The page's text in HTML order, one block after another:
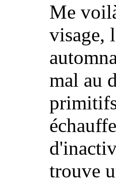
Me
visage,
mal au
trouve